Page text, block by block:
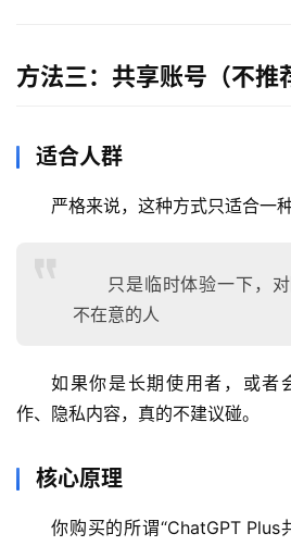
方法三：共享账号（不推
适合人群
严格来说，这种方式只适合一种
只是临时体验一下，
不在意的人
如果你是长期使用者，或者
作、隐私内容，真的不建议碰。
核心原理
你购买的所谓“ChatGPT Plus